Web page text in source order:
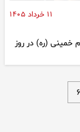
۱۱ خرداد ۱۴۰۵
خمینی (ره) در روز
۶